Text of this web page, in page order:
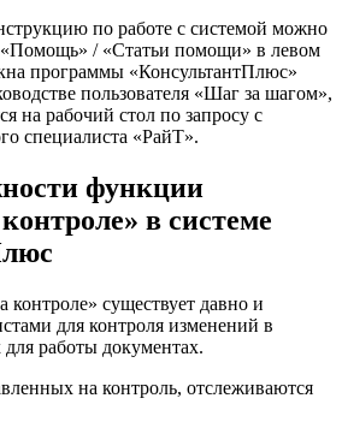
по работе с системой можно
/ «Статьи помощи» в левом
программы «КонсультантПлюс»
пользователя «Шаг за шагом»,
на рабочий стол по запросу с
специалиста «РайТ».
функции
в системе
существует давно и
для контроля изменений в
работы документах.
на контроль, отслеживаются